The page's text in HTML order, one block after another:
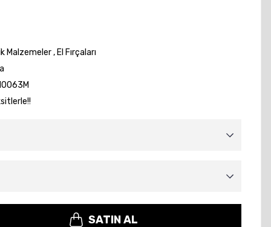
Malzemeler, El Fırçaları
SATIN AL